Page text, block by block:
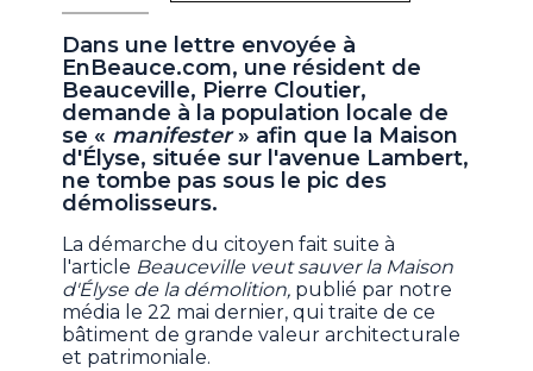
Dans une lettre envoyée à
EnBeauce.com, une résident de
Beauceville, Pierre Cloutier,
demande à la population locale de
se « manifester» afin que la Maison
d'Élyse, située sur l'avenue Lambert,
ne tombe pas sous le pic des
démolisseurs.
La démarche du citoyen fait suite à
l'article Beauceville veut sauver la Maison
d'Élyse de la démolition, publié par notre
média le 22 mai dernier, qui traite de ce
bâtiment de grande valeur architecturale
et patrimoniale.